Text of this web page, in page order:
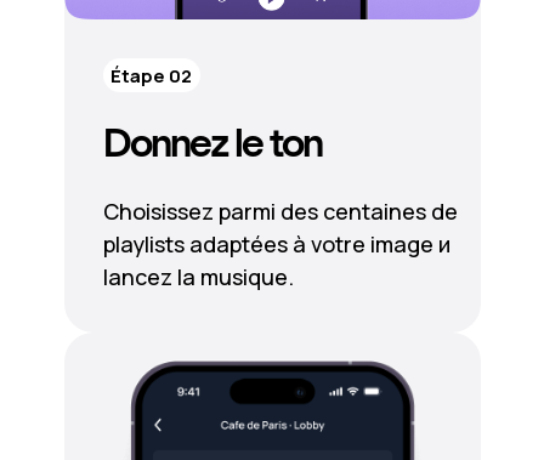
Donnez le ton
Choisissez parmi des centaines de
playlists adaptées à votre image и
lancez la musique.
Étape 02